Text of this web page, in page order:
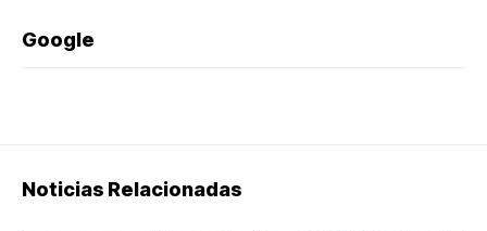
Google
Noticias Relacionadas